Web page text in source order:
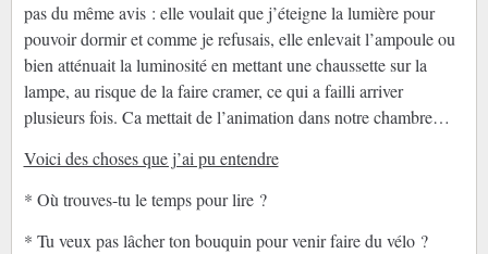
pas du même avis : elle voulait que j’éteigne la lumière pour
pouvoir dormir et comme je refusais, elle enlevait l’ampoule ou
bien atténuait la luminosité en mettant une chaussette sur la
lampe, au risque de la faire cramer, ce qui a failli arriver
plusieurs fois. Ca mettait de l’animation dans notre chambre…
Voici des choses que j’ai pu entendre
* Où trouves-tu le temps pour lire ?
* Tu veux pas lâcher ton bouquin pour venir faire du vélo ?